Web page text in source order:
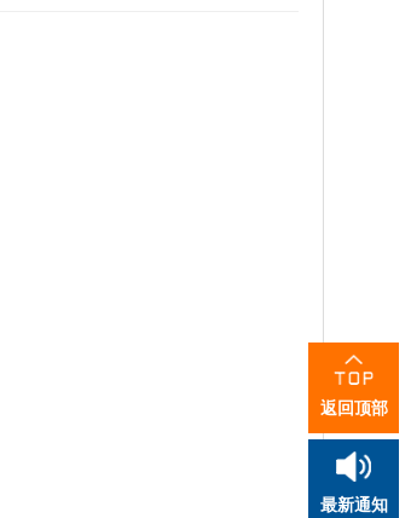
返回顶部
最新通知